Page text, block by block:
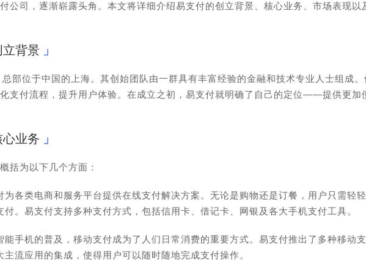
公司，逐渐崭露头角。本文将详细介绍易支付的创立背景、核心业务、市场表现以
立背景
部位于中国的上海。其创始团队由一群具有丰富经验的金融和技术专业人士组成。
支付流程，提升用户体验。在成立之初，易支付就明确了自己的定位——提供更加
业务
括为以下几个方面：
为各类电商和服务平台提供在线支付解决方案。无论是购物还是订餐，用户只需轻轻
付。易支付支持多种支付方式，包括信用卡、借记卡、网银及各大手机支付工具。
能手机的普及，移动支付成为了人们日常消费的重要方式。易支付推出了多种移动支
主流应用的集成，使得用户可以随时随地完成支付操作。